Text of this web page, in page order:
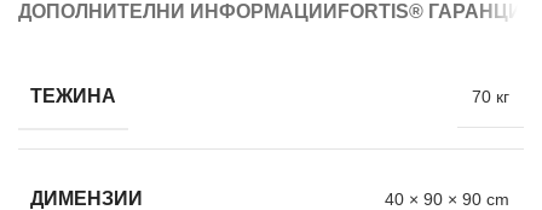
ДОПОЛНИТЕЛНИ ИНФОРМАЦИИ FORTIS®
ТЕЖИНА 70 кг
ДИМЕНЗИИ 40 × 90 × 90 cm